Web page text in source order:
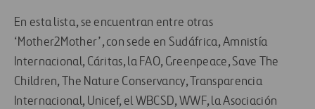
En esta lista, se encuentran entre otras
‘Mother2Mother’, con sede en Sudáfrica, Amnistía
Internacional, Cáritas, la FAO, Greenpeace, Save The
Children, The Nature Conservancy, Transparencia
Internacional, Unicef, el WBCSD, WWF, la Asociación